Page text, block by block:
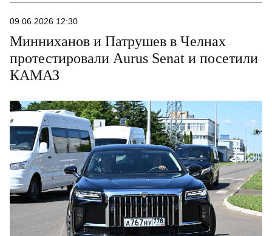
09.06.2026 12:30
Минниханов и Патрушев в Челнах
протестировали Aurus Senat и посетили
КАМАЗ